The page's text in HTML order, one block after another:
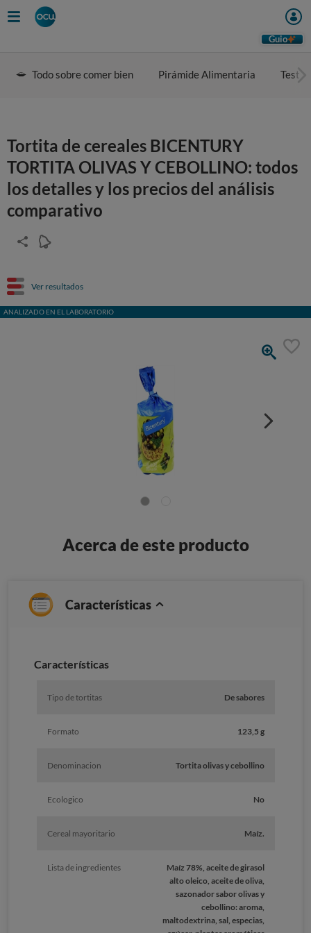
Guio
Todo sobre comer bien Pirámide Alimentaria Test
Tortita de cereales BICENTURY
TORTITA OLIVAS Y CEBOLLINO: todos
los detalles y los precios del análisis
comparativo
Ver resultados
ANALIZADO EN EL LABORATORIO
Acerca de este producto
Características
Características
Tipo de tortitas De sabores
Formato 123,5 g
Denominacion Tortita olivas y cebollino
Ecologico No
Cereal mayoritario Maíz.
Lista de ingredientes
Maíz 78%, aceite de girasol
alto oleico, aceite de oliva,
sazonador sabor olivas y
cebollino: aroma,
maltodextrina, sal, especias,